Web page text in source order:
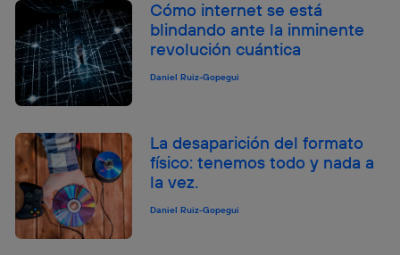
Cómo internet se está
blindando ante la inminente
revolución cuántica
Daniel Ruiz-Gopegui
La desaparición del formato
físico: tenemos todo y nada a
la vez.
Daniel Ruiz-Gopegui